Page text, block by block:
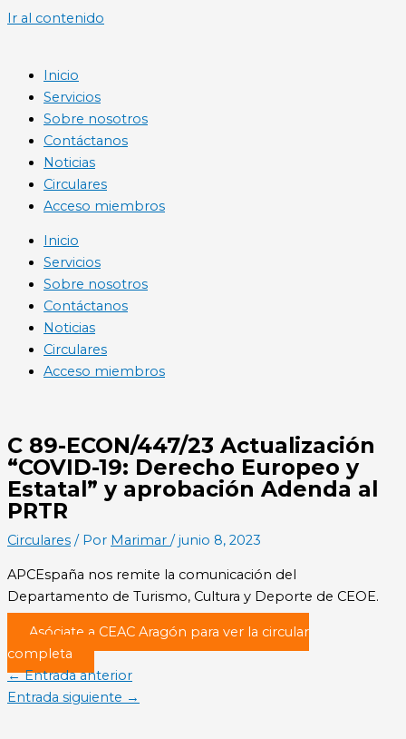
Ir al contenido
Inicio
Servicios
Sobre nosotros
Contáctanos
Noticias
Circulares
Acceso miembros
Inicio
Servicios
Sobre nosotros
Contáctanos
Noticias
Circulares
Acceso miembros
C 89-ECON/447/23 Actualización
“COVID-19: Derecho Europeo y
Estatal” y aprobación Adenda al
PRTR
Circulares / Por Marimar / junio 8, 2023
APCEspaña nos remite la comunicación del
Departamento de Turismo, Cultura y Deporte de CEOE.
Asóciate a CEAC Aragón para ver la circular
completa
←Entrada anterior
Entrada siguiente →